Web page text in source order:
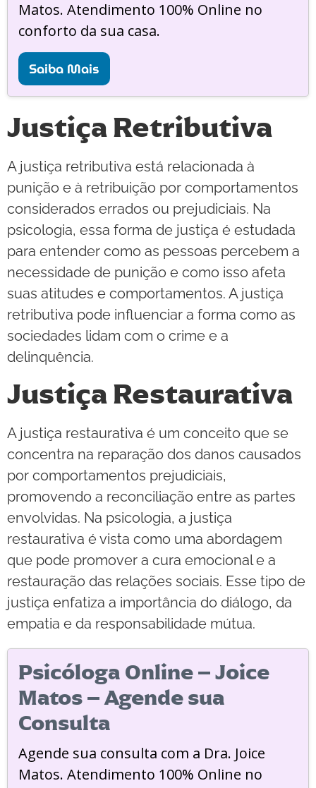
Matos. Atendimento 100% Online no
conforto da sua casa.
Saiba Mais
Justiça Retributiva
A justiça retributiva está relacionada à
punição e à retribuição por comportamentos
considerados errados ou prejudiciais. Na
psicologia, essa forma de justiça é estudada
para entender como as pessoas percebem a
necessidade de punição e como isso afeta
suas atitudes e comportamentos. A justiça
retributiva pode influenciar a forma como as
sociedades lidam com o crime e a
delinquência.
Justiça Restaurativa
A justiça restaurativa é um conceito que se
concentra na reparação dos danos causados
por comportamentos prejudiciais,
promovendo a reconciliação entre as partes
envolvidas. Na psicologia, a justiça
restaurativa é vista como uma abordagem
que pode promover a cura emocional e a
restauração das relações sociais. Esse tipo de
justiça enfatiza a importância do diálogo, da
empatia e da responsabilidade mútua.
Psicóloga Online – Joice
Matos – Agende sua
Consulta
Agende sua consulta com a Dra. Joice
Matos. Atendimento 100% Online no